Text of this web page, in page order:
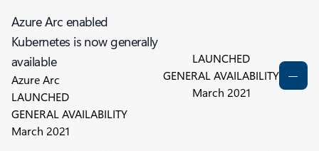
Azure Arc enabled
Kubernetes is now generally
available
Azure Arc
LAUNCHED
GENERAL AVAILABILITY
March 2021
LAUNCHED
GENERAL AVAILABILITY
March 2021